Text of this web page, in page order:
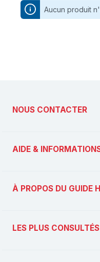
Aucun produit
NOUS CONTACTER
AIDE &
À PROPOS DU GUIDE
LES PLUS CONSULTÉS